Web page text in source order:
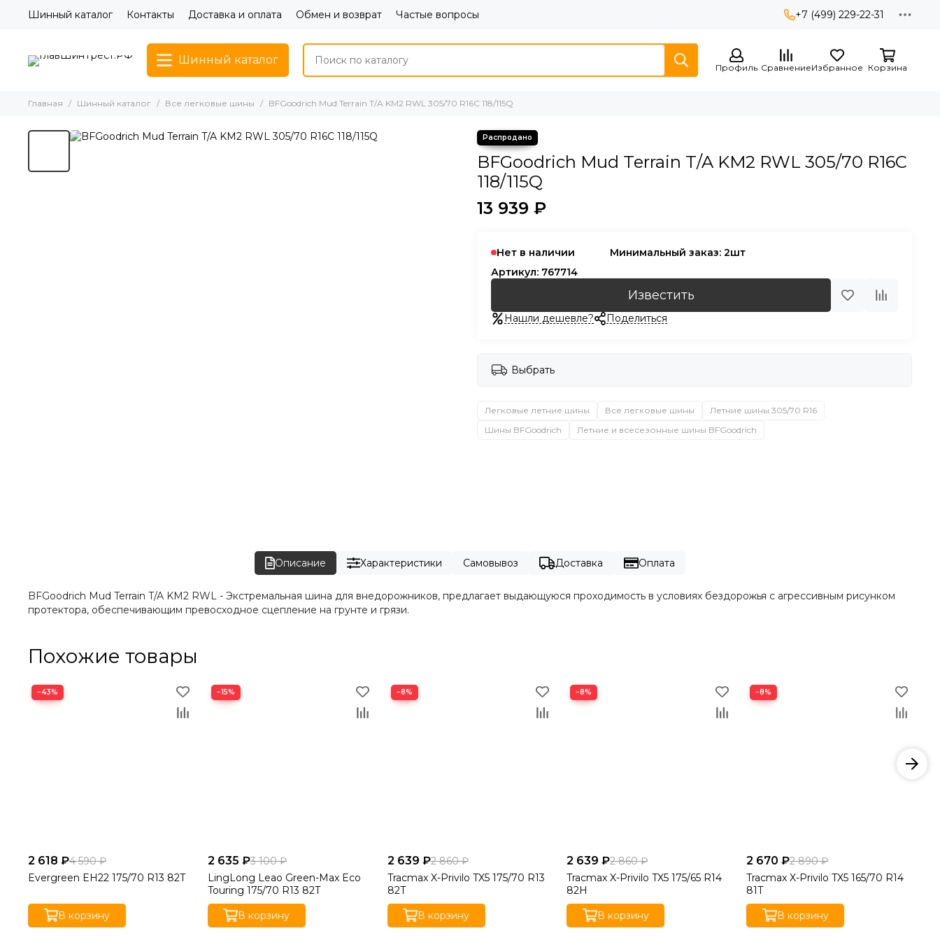
Шинный каталог Контакты Доставка и оплата Обмен и возврат Частые вопросы +7 (499) 229-22-31
Шинный каталог
Профиль СравнениеИзбранное Корзина
Главная Шинный каталог Все легковые шины BFGoodrich Mud Terrain T/A KM2 RWL 305/70 R16C 118/115Q
BFGoodrich Mud Terrain T/A KM2 RWL 305/70 R16C
118/115Q
13 939 ₽
Нет в наличии
Минимальный заказ: 2шт
Артикул: 767714
Известить
Нашли дешевле? Поделиться
Выбрать
Легковые летние шины Все легковые шины
Летние шины 305/70 R16
Шины BFGoodrich
Летние и всесезонные шины BFGoodrich
Описание Характеристики Самовывоз Доставка Оплата
BFGoodrich Mud Terrain T/A KM2 RWL - Экстремальная шина для внедорожников, предлагает выдающуюся проходимость в условиях бездорожья с агрессивным рисунком
протектора, обеспечивающим превосходное сцепление на грунте и грязи.
Похожие товары
−43%
2 618 ₽4 590 ₽
Evergreen EH22 175/70 R13 82T
В корзину
−15%
2 635 ₽3 100 ₽
LingLong Leao Green-Max Eco
Touring 175/70 R13 82T
В корзину
−8%
2 639 ₽2 860 ₽
Tracmax X-Privilo TX5 175/70 R13
82T
В корзину
−8%
2 639 ₽2 860 ₽
Tracmax X-Privilo TX5 175/65 R14
82H
В корзину
−8%
2 670 ₽2 890 ₽
Tracmax X-Privilo TX5 165/70 R14
81T
В корзину